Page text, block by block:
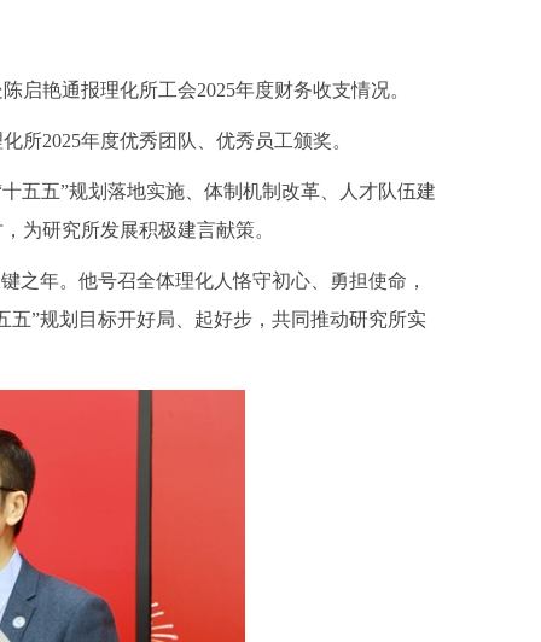
启艳通报理化所工会2025年度财务收支情况。
所2025年度优秀团队、优秀员工颁奖。
五五”规划落地实施、体制机制改革、人才队伍建
为研究所发展积极建言献策。
之年。他号召全体理化人恪守初心、勇担使命，
”规划目标开好局、起好步，共同推动研究所实